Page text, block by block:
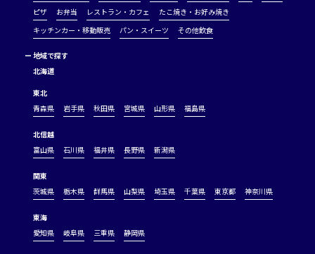
ピザ
お弁当 レストラン・カフェ
たこ焼き・お好み焼き
キッチンカー・移動販売
パン・スイーツ その他飲食
ー 地域で探す
北海道
東北
青森県
岩手県 秋田県 宮城県 山形県 福島県
北信越
富山県
石川県 福井県 長野県 新潟県
関東
茨城県
栃木県 群馬県 山梨県 埼玉県 千葉県 東京都 神奈川県
東海
愛知県
岐阜県 三重県 静岡県